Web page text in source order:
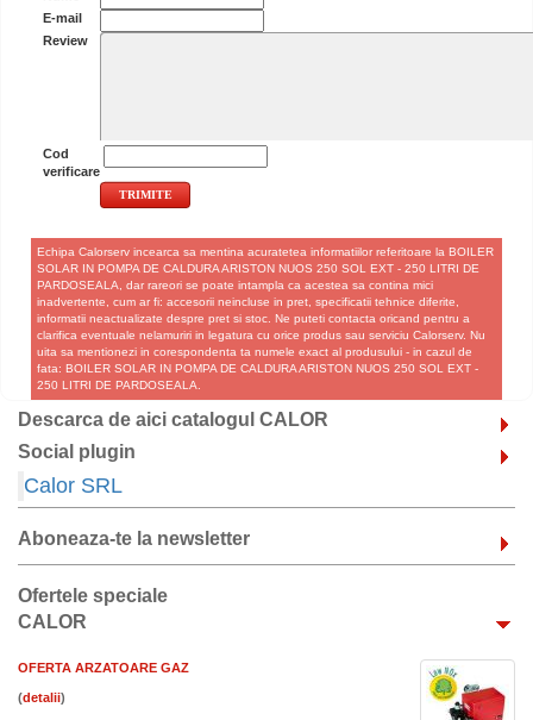
E-mail
Review
Cod
verificare
Echipa Calorserv incearca sa mentina acuratetea informatiilor referitoare la BOILER
SOLAR IN POMPA DE CALDURA ARISTON NUOS 250 SOL EXT - 250 LITRI DE
PARDOSEALA, dar rareori se poate intampla ca acestea sa contina mici
inadvertente, cum ar fi: accesorii neincluse in pret, specificatii tehnice diferite,
informatii neactualizate despre pret si stoc. Ne puteti contacta oricand pentru a
clarifica eventuale nelamuriri in legatura cu orice produs sau serviciu Calorserv. Nu
uita sa mentionezi in corespondenta ta numele exact al produsului - in cazul de
fata: BOILER SOLAR IN POMPA DE CALDURA ARISTON NUOS 250 SOL EXT -
250 LITRI DE PARDOSEALA.
Descarca de aici catalogul CALOR
Social plugin
Calor SRL
Aboneaza-te la newsletter
Ofertele speciale
CALOR
OFERTA ARZATOARE GAZ
( )